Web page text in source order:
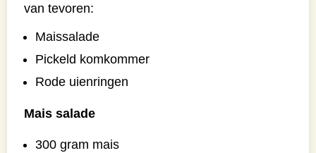
van tevoren:
Maissalade
Pickeld komkommer
Rode uienringen
Mais salade
300 gram mais